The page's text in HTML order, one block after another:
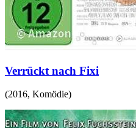
Verrückt nach Fixi
(2016, Komödie)